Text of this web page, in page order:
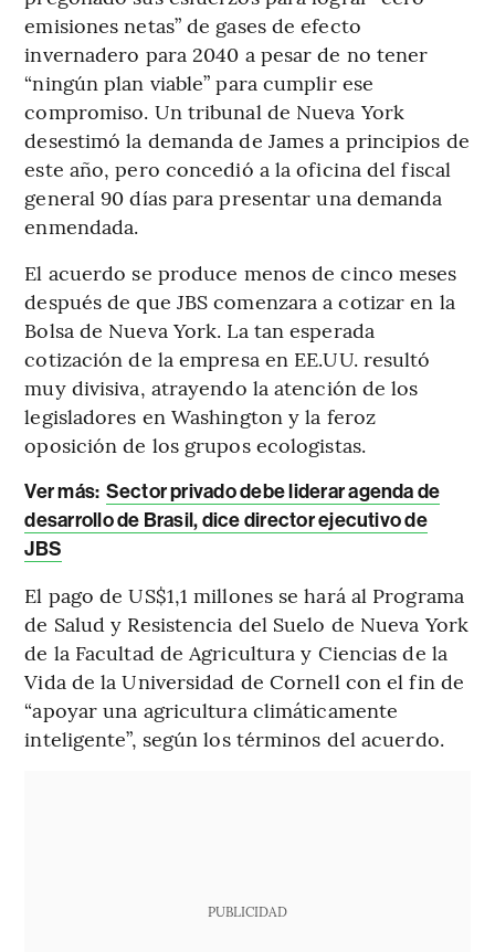
emisiones netas” de gases de efecto
invernadero para 2040 a pesar de no tener
“ningún plan viable” para cumplir ese
compromiso. Un tribunal de Nueva York
desestimó la demanda de James a principios de
este año, pero concedió a la oficina del fiscal
general 90 días para presentar una demanda
enmendada.
El acuerdo se produce menos de cinco meses
después de que JBS comenzara a cotizar en la
Bolsa de Nueva York. La tan esperada
cotización de la empresa en EE.UU. resultó
muy divisiva, atrayendo la atención de los
legisladores en Washington y la feroz
oposición de los grupos ecologistas.
Ver más: Sector privado debe liderar agenda de
desarrollo de Brasil, dice director ejecutivo de
JBS
El pago de US$1,1 millones se hará al Programa
de Salud y Resistencia del Suelo de Nueva York
de la Facultad de Agricultura y Ciencias de la
Vida de la Universidad de Cornell con el fin de
“apoyar una agricultura climáticamente
inteligente”, según los términos del acuerdo.
PUBLICIDAD